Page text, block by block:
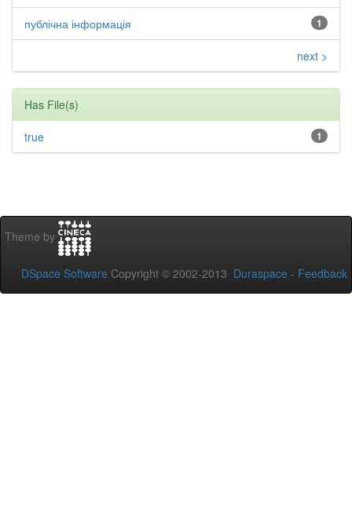
1
публічна інформація
next >
Has File(s)
1
true
Theme by
DSpace Software Copyright © 2002-2013 Duraspace - Feedback